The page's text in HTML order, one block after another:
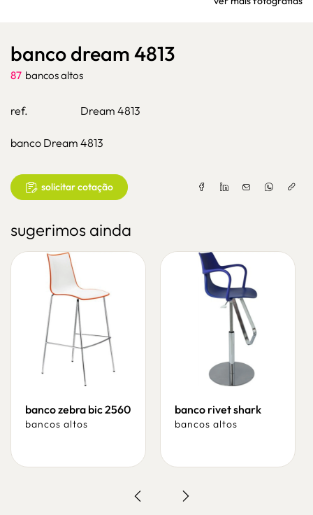
banco dream 4813
87 bancos altos
ref. Dream 4813
banco Dream 4813
solicitar cotação
sugerimos ainda
banco zebra bic 2560
bancos altos
banco rivet shark
bancos altos